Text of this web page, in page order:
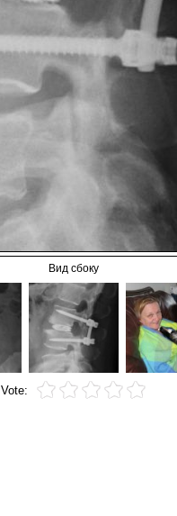
Вид сбоку
Vote: